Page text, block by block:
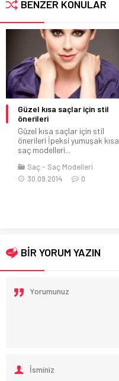
BENZER KONULAR
Güzel kısa saçlar için stil
önerileri
Güzel kısa saçlar için stil
önerileri İpeksi yumuşak kısa
saç modelleri...
Saç
Saç Modelleri
30.09.2014
0
BİR YORUM YAZIN